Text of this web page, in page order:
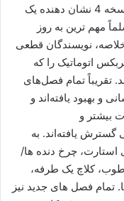
تمام سطوح تجربه بوده است. این آخرین نسخه 4 نشان دهنده یک
مهم ترین به روز
نویسندگان قطعی
اتوماتیک را که
تقریباً تمام فصل‌های
و بهبود یافته‌اند و
بیشتر و
یافته‌اند. به
استارت، چرخ دنده ها/
کلاچ یک طرفه،
تمام فصل های جدید نیز